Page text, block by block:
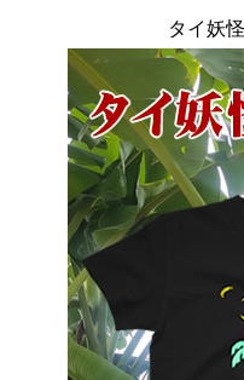
タイ妖